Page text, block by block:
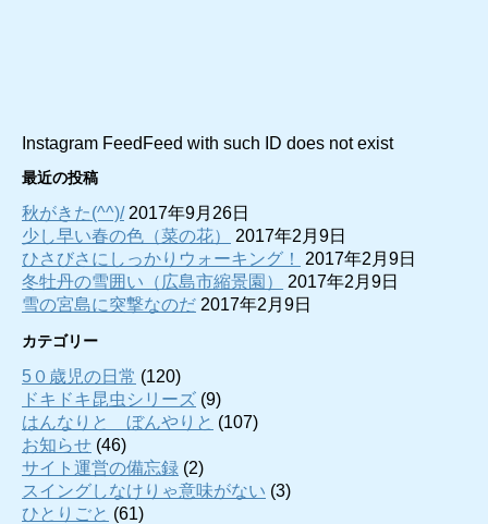
Instagram FeedFeed with such ID does not exist
最近の投稿
秋がきた(^^)/ 2017年9月26日
少し早い春の色（菜の花）
2017年2月9日
ひさびさにしっかりウォーキング！
2017年2月9日
冬牡丹の雪囲い（広島市縮景園）
2017年2月9日
雪の宮島に突撃なのだ 2017年2月9日
カテゴリー
5０歳児の日常 (120)
ドキドキ昆虫シリーズ (9)
はんなりと ぼんやりと (107)
お知らせ (46)
サイト運営の備忘録 (2)
スイングしなけりゃ意味がない (3)
ひとりごと (61)